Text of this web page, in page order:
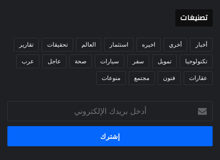
تصنيغات
أخبار أخري اخيره استثمار العالم تحقيقات تقارير
تكنولوجيا تمويل سفر سيارات صحة عاجل عرب
عقارات فنون مجتمع منوعات
بريدك
الإلكتروني